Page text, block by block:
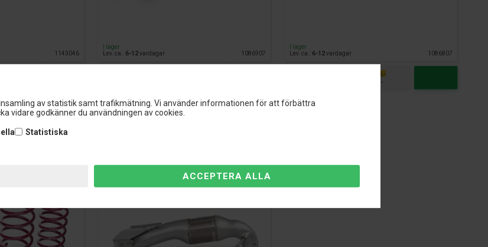
av statistik samt trafikmätning. Vi använder informationen för att förbättra
vidare godkänner du användningen av cookies.
Statistiska
1143046
I lager
Lev. ca.: 6-12vardagar 1086907
I lager
Lev. ca.: 6-12vardagar 1086807
SPARA 3.396,-
FÖRE 8.391,-